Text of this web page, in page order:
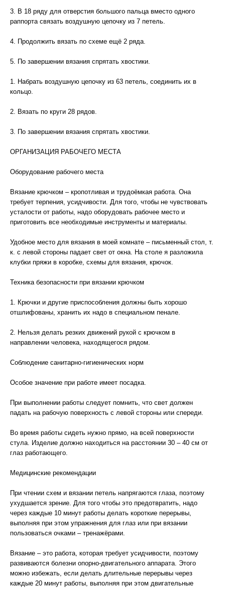
3. В 18 ряду для отверстия большого пальца вместо одного
раппорта связать воздушную цепочку из 7 петель.
4. Продолжить вязать по схеме ещё 2 ряда.
5. По завершении вязания спрятать хвостики.
1. Набрать воздушную цепочку из 63 петель, соединить их в
кольцо.
2. Вязать по круги 28 рядов.
3. По завершении вязания спрятать хвостики.
ОРГАНИЗАЦИЯ РАБОЧЕГО МЕСТА
Оборудование рабочего места
Вязание крючком – кропотливая и трудоёмкая работа. Она
требует терпения, усидчивости. Для того, чтобы не чувствовать
усталости от работы, надо оборудовать рабочее место и
приготовить все необходимые инструменты и материалы.
Удобное место для вязания в моей комнате – письменный стол, т.
к. с левой стороны падает свет от окна. На столе я разложила
клубки пряжи в коробке, схемы для вязания, крючок.
Техника безопасности при вязании крючком
1. Крючки и другие приспособления должны быть хорошо
отшлифованы, хранить их надо в специальном пенале.
2. Нельзя делать резких движений рукой с крючком в
направлении человека, находящегося рядом.
Соблюдение санитарно-гигиенических норм
Особое значение при работе имеет посадка.
При выполнении работы следует помнить, что свет должен
падать на рабочую поверхность с левой стороны или спереди.
Во время работы сидеть нужно прямо, на всей поверхности
стула. Изделие должно находиться на расстоянии 30 – 40 см от
глаз работающего.
Медицинские рекомендации
При чтении схем и вязании петель напрягаются глаза, поэтому
ухудшается зрение. Для того чтобы это предотвратить, надо
через каждые 10 минут работы делать короткие перерывы,
выполняя при этом упражнения для глаз или при вязании
пользоваться очками – тренажёрами.
Вязание – это работа, которая требует усидчивости, поэтому
развиваются болезни опорно-двигательного аппарата. Этого
можно избежать, если делать длительные перерывы через
каждые 20 минут работы, выполняя при этом двигательные